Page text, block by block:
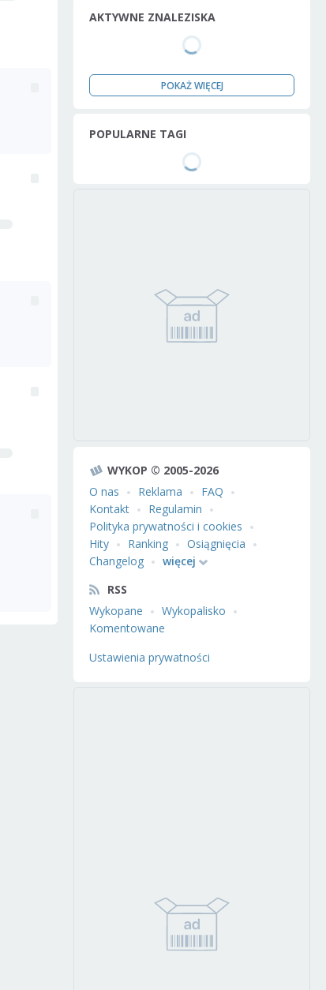
AKTYWNE ZNALEZISKA
POKAŻ WIĘCEJ
POPULARNE TAGI
WYKOP © 2005-2026
O nas
Reklama
FAQ
Kontakt
Regulamin
Polityka prywatności i cookies
Hity
Ranking
Osiągnięcia
Changelog
więcej
RSS
Wykopane
Wykopalisko
Komentowane
Ustawienia prywatności